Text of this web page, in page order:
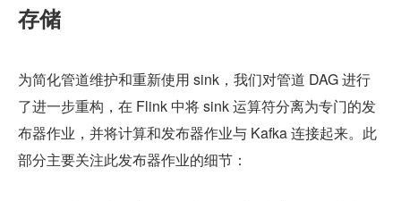
存储
为简化管道维护和重新使用 sink，我们对管道 DAG 进行
了进一步重构，在 Flink 中将 sink 运算符分离为专门的发
布器作业，并将计算和发布器作业与 Kafka 连接起来。此
部分主要关注此发布器作业的细节：